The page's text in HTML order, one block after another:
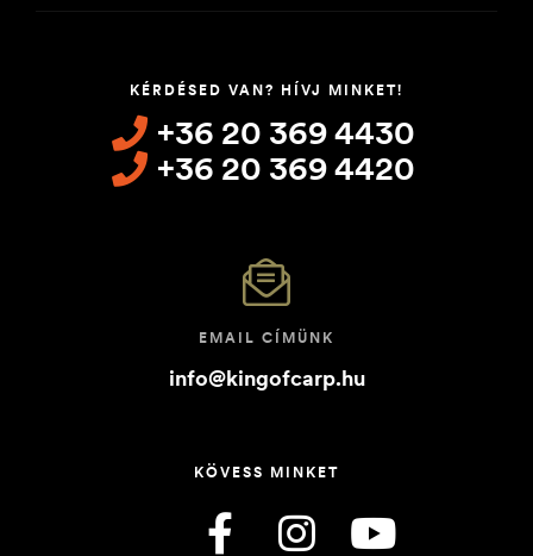
KÉRDÉSED VAN? HÍVJ MINKET!
+36 20 369 4430
+36 20 369 4420
EMAIL CÍMÜNK
info@kingofcarp.hu
KÖVESS MINKET